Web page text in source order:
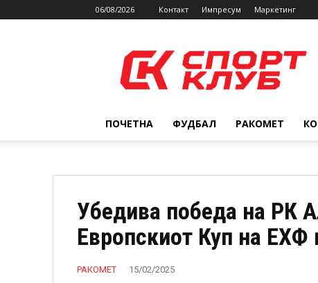
06/08/2026 Контакт Импресум Маркетинг
ПОЧЕТНА ФУДБАЛ РАКОМЕТ
Убедива победа на РК
Европскиот Куп на ЕХФ
РАКОМЕТ 15/02/2025